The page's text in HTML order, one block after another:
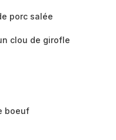
porc salée
clou de girofle
boeuf